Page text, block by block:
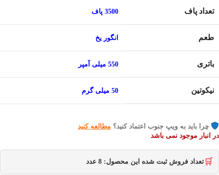
تعداد پاف 3500 پاف
طعم انگور یخ
باتری 550 میلی آمپر
نیکوتین 50 میلی گرم
چرا باید به ویپ جنوب اعتماد کنید؟ مطالعه کنید
در انبار موجود نمی باشد
🛒 تعداد فروش ثبت شده این محصول: 8 عدد